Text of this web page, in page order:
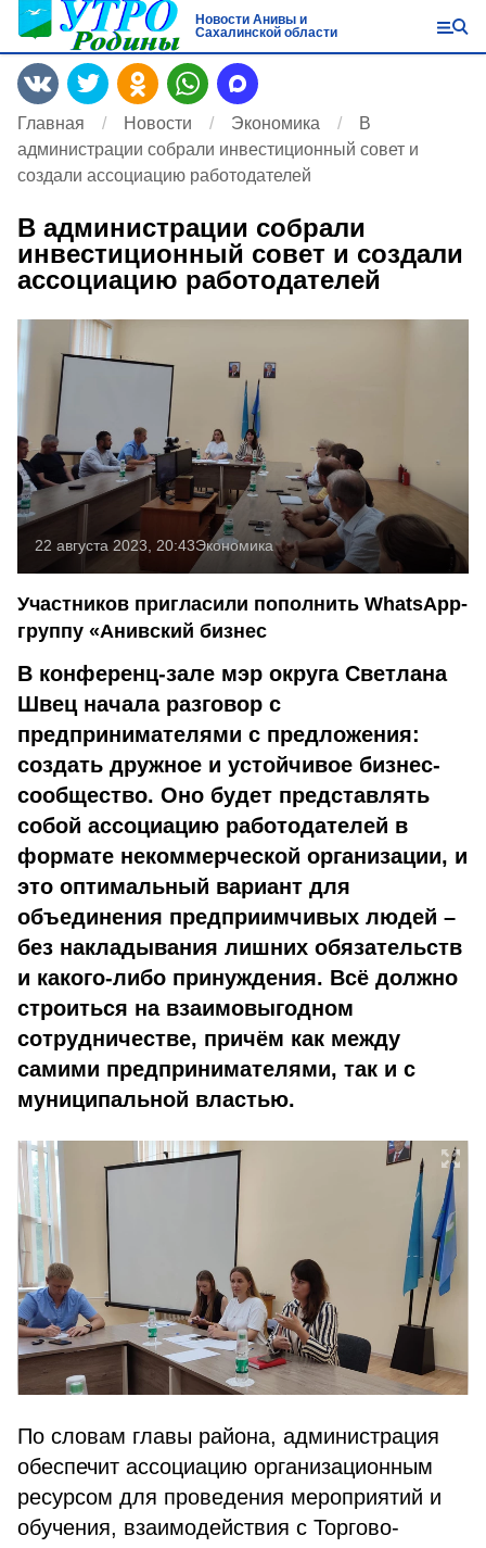
Новости Анивы и
Сахалинской области
Главная Новости Экономика
В
администрации собрали инвестиционный совет и
создали ассоциацию работодателей
В администрации собрали
инвестиционный совет и создали
ассоциацию работодателей
22 августа 2023, 20:43Экономика
Участников пригласили пополнить WhatsApp-
группу «Анивский бизнес
В конференц-зале мэр округа Светлана
Швец начала разговор с
предпринимателями с предложения:
создать дружное и устойчивое бизнес-
сообщество. Оно будет представлять
собой ассоциацию работодателей в
формате некоммерческой организации, и
это оптимальный вариант для
объединения предприимчивых людей –
без накладывания лишних обязательств
и какого-либо принуждения. Всё должно
строиться на взаимовыгодном
сотрудничестве, причём как между
самими предпринимателями, так и с
муниципальной властью.
По словам главы района, администрация
обеспечит ассоциацию организационным
ресурсом для проведения мероприятий и
обучения, взаимодействия с Торгово-